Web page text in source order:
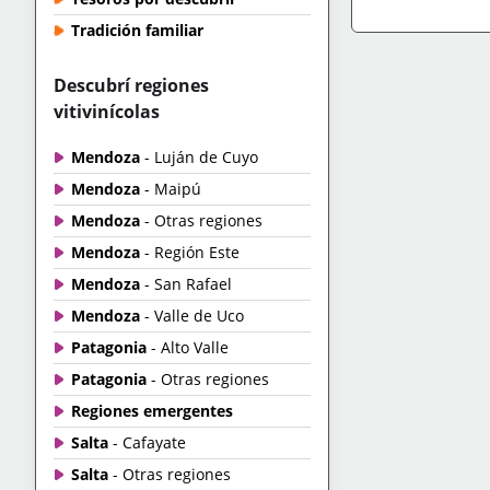
Tradición familiar
Descubrí regiones
vitivinícolas
Mendoza - Luján de Cuyo
Mendoza - Maipú
Mendoza - Otras regiones
Mendoza - Región Este
Mendoza - San Rafael
Mendoza - Valle de Uco
Patagonia - Alto Valle
Patagonia - Otras regiones
Regiones emergentes
Salta - Cafayate
Salta - Otras regiones